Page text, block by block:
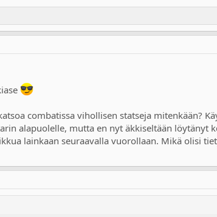
combatissa vihollisen statseja mitenkään?
alapuolelle, mutta en nyt äkkiseltään löytänyt
lainkaan seuraavalla vuorollaan. Mikä olisi